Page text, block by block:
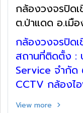
กล้องวงจรปิด
กล้องวงจรปิด
สถานที่ติดตั้ง :
Service จำกัด ต.ป่าแดด อ.
CCTV กล้องไอพี ระ
View more